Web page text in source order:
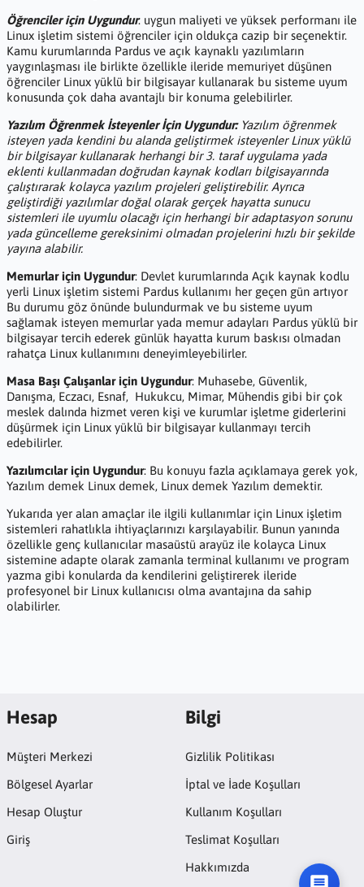
Öğrenciler için Uygundur: uygun maliyeti ve yüksek performanı ile
Linux işletim sistemi öğrenciler için oldukça cazip bir seçenektir.
Kamu kurumlarında Pardus ve açık kaynaklı yazılımların
yaygınlaşması ile birlikte özellikle ileride memuriyet düşünen
öğrenciler Linux yüklü bir bilgisayar kullanarak bu sisteme uyum
konusunda çok daha avantajlı bir konuma gelebilirler.
Yazılım Öğrenmek İsteyenler İçin Uygundur: Yazılım öğrenmek
isteyen yada kendini bu alanda geliştirmek isteyenler Linux yüklü
bir bilgisayar kullanarak herhangi bir 3. taraf uygulama yada
eklenti kullanmadan doğrudan kaynak kodları bilgisayarında
çalıştırarak kolayca yazılım projeleri geliştirebilir. Ayrıca
geliştirdiği yazılımlar doğal olarak gerçek hayatta sunucu
sistemleri ile uyumlu olacağı için herhangi bir adaptasyon sorunu
yada güncelleme gereksinimi olmadan projelerini hızlı bir şekilde
yayına alabilir.
Memurlar için Uygundur: Devlet kurumlarında Açık kaynak kodlu
yerli Linux işletim sistemi Pardus kullanımı her geçen gün artıyor
Bu durumu göz önünde bulundurmak ve bu sisteme uyum
sağlamak isteyen memurlar yada memur adayları Pardus yüklü bir
bilgisayar tercih ederek günlük hayatta kurum baskısı olmadan
rahatça Linux kullanımını deneyimleyebilirler.
Masa Başı Çalışanlar için Uygundur: Muhasebe, Güvenlik,
Danışma, Eczacı, Esnaf, Hukukcu, Mimar, Mühendis gibi bir çok
meslek dalında hizmet veren kişi ve kurumlar işletme giderlerini
düşürmek için Linux yüklü bir bilgisayar kullanmayı tercih
edebilirler.
Yazılımcılar için Uygundur: Bu konuyu fazla açıklamaya gerek yok,
Yazılım demek Linux demek, Linux demek Yazılım demektir.
Yukarıda yer alan amaçlar ile ilgili kullanımlar için Linux işletim
sistemleri rahatlıkla ihtiyaçlarınızı karşılayabilir. Bunun yanında
özellikle genç kullanıcılar masaüstü arayüz ile kolayca Linux
sistemine adapte olarak zamanla terminal kullanımı ve program
yazma gibi konularda da kendilerini geliştirerek ileride
profesyonel bir Linux kullanıcısı olma avantajına da sahip
olabilirler.
Hesap
Müşteri Merkezi
Bölgesel Ayarlar
Hesap Oluştur
Giriş
Bilgi
Gizlilik Politikası
İptal ve İade Koşulları
Kullanım Koşulları
Teslimat Koşulları
Hakkımızda